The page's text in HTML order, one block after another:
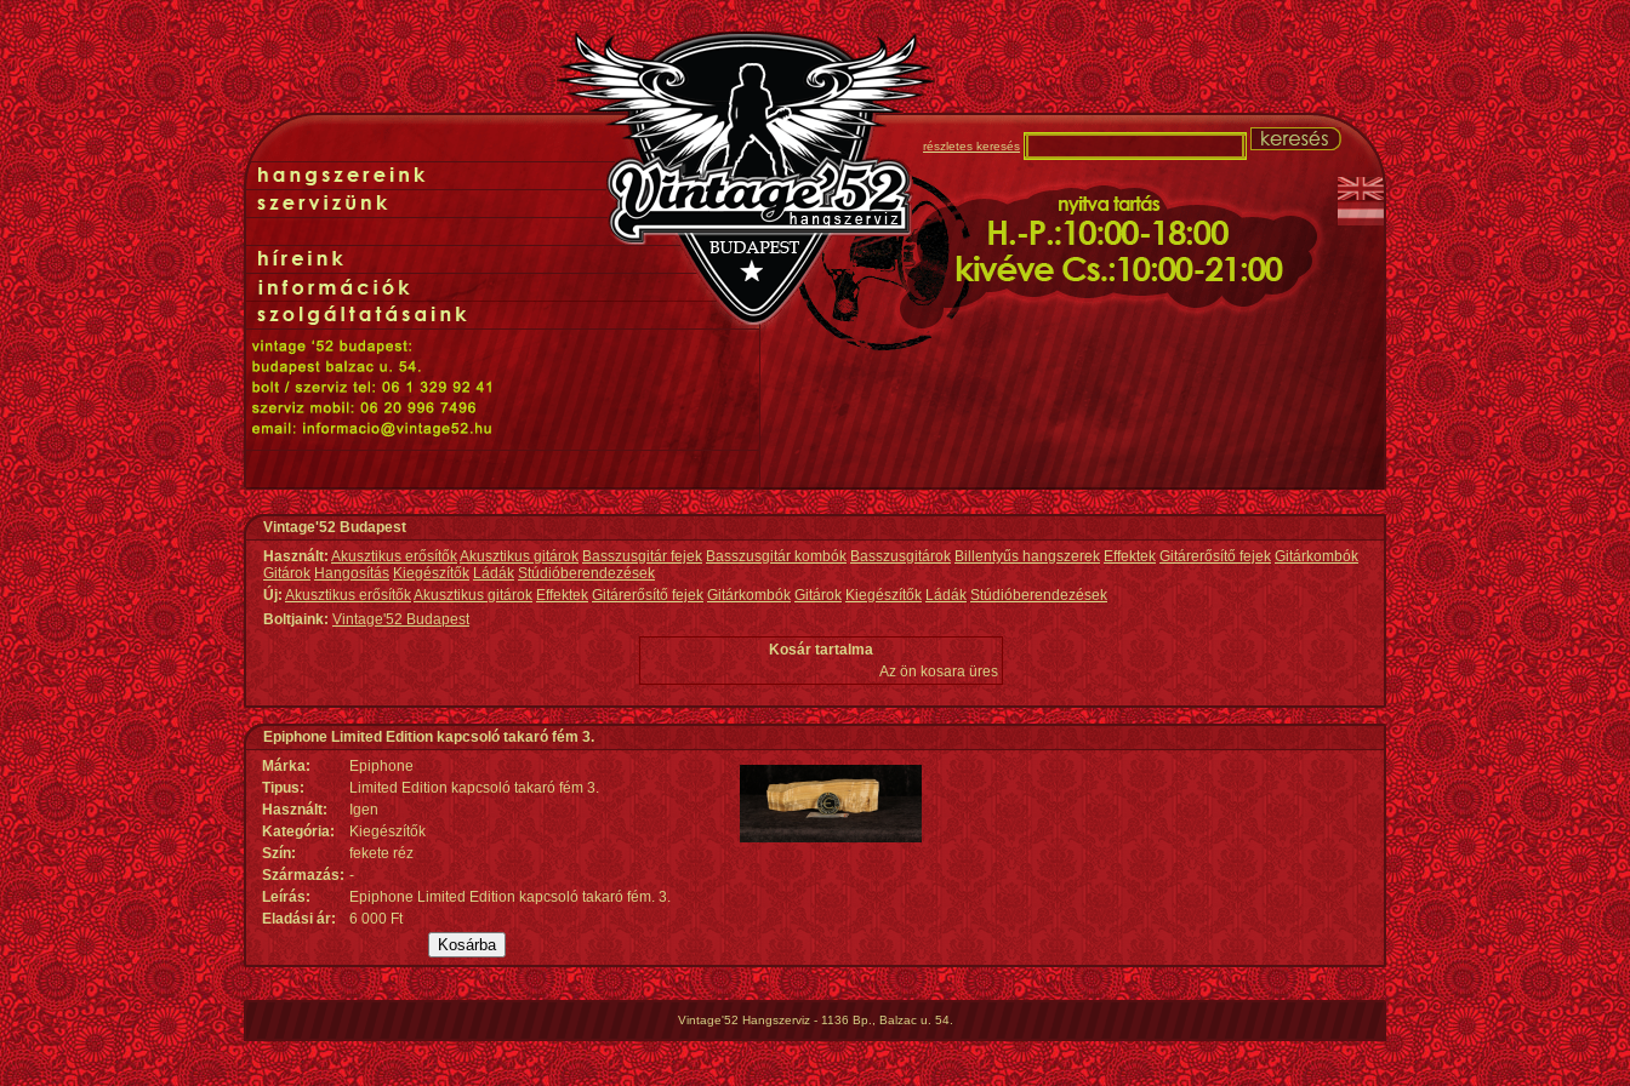
részletes keresés
Vintage'52 Budapest
Használt: Akusztikus erősítőkAkusztikus gitárok Basszusgitár fejek Basszusgitár kombók Basszusgitárok Billentyűs hangszerek Effektek Gitárerősítő fejek Gitárkombók
Gitárok Hangosítás Kiegészítők Ládák Stúdióberendezések
Új:Akusztikus erősítőkAkusztikus gitárok Effektek Gitárerősítő fejek Gitárkombók Gitárok Kiegészítők Ládák Stúdióberendezések
Boltjaink: Vintage'52 Budapest
Kosár tartalma
Az ön kosara üres
Epiphone Limited Edition kapcsoló takaró fém 3.
Márka:
Epiphone
Tipus:
Limited Edition kapcsoló takaró fém 3.
Használt:
Igen
Kategória:
Kiegészítők
Szín:
fekete réz
Származás: -
Leírás:
Epiphone Limited Edition kapcsoló takaró fém. 3.
Eladási ár:
6 000 Ft
Vintage'52 Hangszerviz - 1136 Bp., Balzac u. 54.